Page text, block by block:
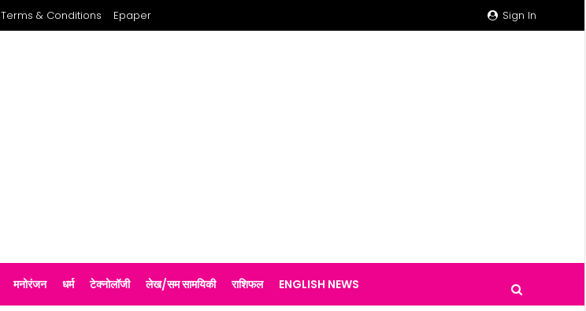
Sign In
Terms & Conditions Epaper
मनोरंजन धर्म टेक्नोलॉजी लेख/सम सामयिकी राशिफल ENGLISH NEWS